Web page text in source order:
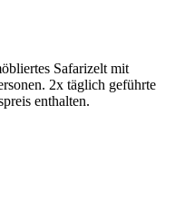
Safarizelt mit
2x täglich geführte
enthalten.